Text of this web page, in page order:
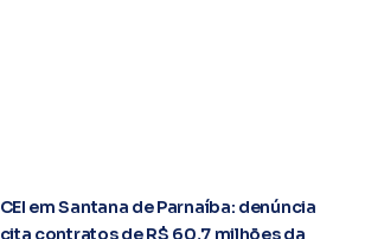
CEI em Santana de Parnaíba: denúncia
cita contratos de R$ 60,7 milhões da